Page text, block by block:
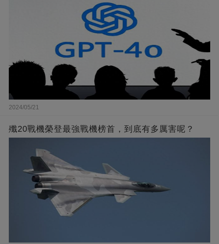
2024/05/21
殲20戰機榮登最強戰機榜首，到底有多厲害呢？